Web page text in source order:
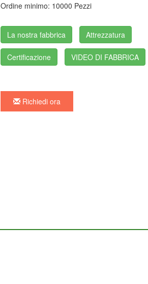
Ordine minimo: 10000 Pezzi
La nostra fabbrica Attrezzatura
Certificazione VIDEO DI FABBRICA
Richiedi ora